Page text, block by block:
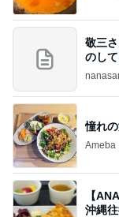
敬三
のし
のよ
憧れ
Ameba
【
沖縄